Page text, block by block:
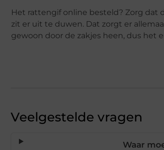
Het rattengif online besteld? Zorg dat
zit er uit te duwen. Dat zorgt er
gewoon door de zakjes heen, dus het
Veelgestelde vragen
Waar